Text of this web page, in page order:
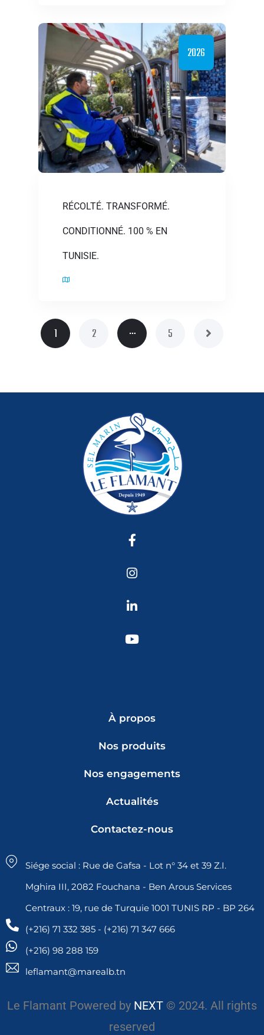
2026
RÉCOLTÉ. TRANSFORMÉ.
CONDITIONNÉ. 100 % EN
TUNISIE.
1 2 … 5
À propos
Nos produits
Nos engagements
Actualités
Contactez-nous
Siége social : Rue de Gafsa - Lot n° 34 et 39 Z.I.
Mghira III, 2082 Fouchana - Ben Arous Services
Centraux : 19, rue de Turquie 1001 TUNIS RP - BP 264
(+216) 71 332 385 - (+216) 71 347 666
(+216) 98 288 159
leflamant@marealb.tn
Le Flamant Powered by NEXT © 2024. All rights
reserved